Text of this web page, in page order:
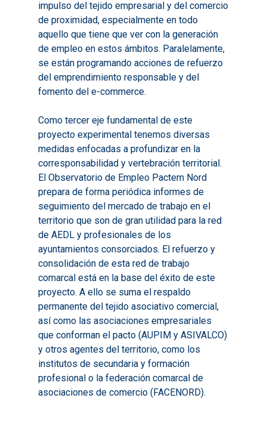
impulso del tejido empresarial y del comercio
de proximidad, especialmente en todo
aquello que tiene que ver con la generación
de empleo en estos ámbitos. Paralelamente,
se están programando acciones de refuerzo
del emprendimiento responsable y del
fomento del e-commerce.
Como tercer eje fundamental de este
proyecto experimental tenemos diversas
medidas enfocadas a profundizar en la
corresponsabilidad y vertebración territorial.
El Observatorio de Empleo Pactem Nord
prepara de forma periódica informes de
seguimiento del mercado de trabajo en el
territorio que son de gran utilidad para la red
de AEDL y profesionales de los
ayuntamientos consorciados. El refuerzo y
consolidación de esta red de trabajo
comarcal está en la base del éxito de este
proyecto. A ello se suma el respaldo
permanente del tejido asociativo comercial,
así como las asociaciones empresariales
que conforman el pacto (AUPIM y ASIVALCO)
y otros agentes del territorio, como los
institutos de secundaria y formación
profesional o la federación comarcal de
asociaciones de comercio (FACENORD).
Experimentales
Procesos de
Territorial
Necesidades
2017
2018
2019
2020
2018
2019
2020
2021
2023
Resúmenes
Experimentales
2024
Informes
Infografías 2022
Infografías 2023
LABORA
Documentación
Audiovisuales
ODS
Noticias
Boletines de Noticias